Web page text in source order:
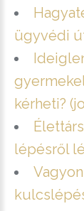
ügyvédi
kérheti?
lépésről